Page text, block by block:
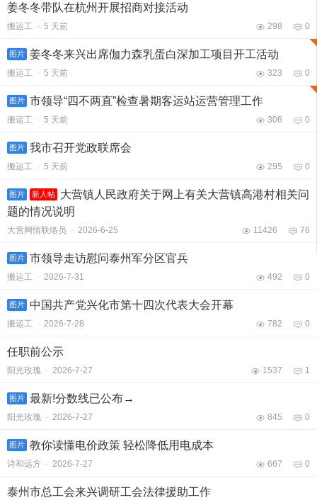
姜冬冬带队在杭州开展招商对接活动
搬运工 - 5 天前 0
298
图片 姜冬冬来兴出席伽力森乳蛋白深加工项目开工活动
搬运工 - 5 天前 0
323
图片 市领导“四不两直”检查暑期客运站运营管理工作
搬运工 - 5 天前 0
306
图片 我市召开党政联席会
搬运工 - 5 天前 0
295
图片 新人帖
大营镇人民政府关于网上有关大营镇高港村相关问
题的情况说明
大营网情联络员 - 2026-6-25 76
11426
图片 市领导走访慰问泰州军分区官兵
搬运工 - 2026-7-31 0
492
图片 中国共产党兴化市第十四次代表大会开幕
搬运工 - 2026-7-28 0
782
任职前公示
阳光玫瑰 - 2026-7-27 1
1537
图片 最新!分数线已公布→
阳光玫瑰 - 2026-7-27 0
845
图片 教你读懂电价政策 轻松降低用电成本
诗和远方 - 2026-7-27 0
667
泰州市总工会来兴调研工会法律援助工作